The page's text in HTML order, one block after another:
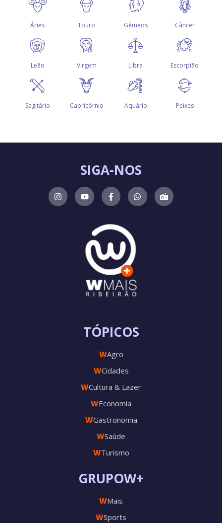
GRUPOW+
WMais
WSports
TÓPICOS
WAgro
WCidades
WCultura & Lazer
WEconomia
WGastronomia
WSaúde
WTurismo
SIGA-NOS